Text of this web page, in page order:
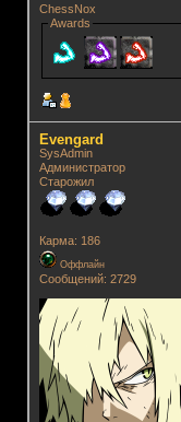
ChessNox
Awards
Evengard
SysAdmin
Администратор
Старожил
Карма: 186
Оффлайн
Сообщений: 2729